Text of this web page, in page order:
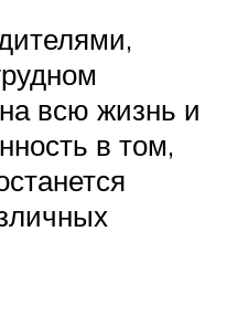
всю жизнь и
в том,